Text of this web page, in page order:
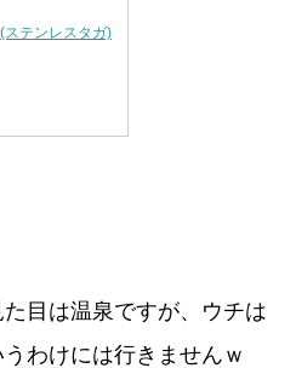
ステンレスタガ)
目は温泉ですが、ウチは
わけには行きませんｗ